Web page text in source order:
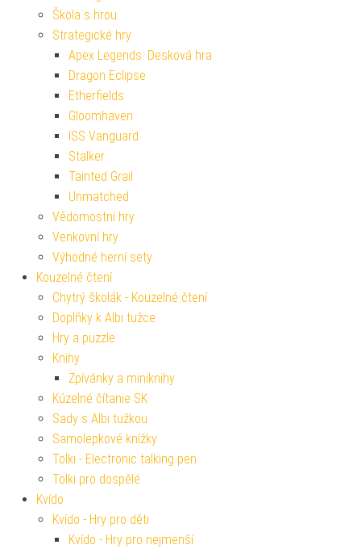
Škola s hrou
Strategické hry
Apex Legends: Desková hra
Dragon Eclipse
Etherfields
Gloomhaven
ISS Vanguard
Stalker
Tainted Grail
Unmatched
Vědomostní hry
Venkovní hry
Výhodné herní sety
Kouzelné čtení
Chytrý školák - Kouzelné čtení
Doplňky k Albi tužce
Hry a puzzle
Knihy
Zpívánky a miniknihy
Kúzelné čítanie SK
Sady s Albi tužkou
Samolepkové knížky
Tolki - Electronic talking pen
Tolki pro dospělé
Kvído
Kvído - Hry pro děti
Kvído - Hry pro nejmenší